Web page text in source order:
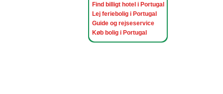
Find billigt hotel i Portugal
Lej feriebolig i Portugal
Guide og rejseservice
Køb bolig i Portugal